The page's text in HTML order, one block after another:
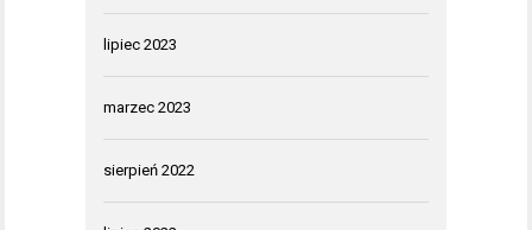
lipiec 2023
marzec 2023
sierpień 2022